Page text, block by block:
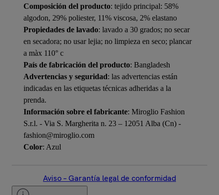
Composición del producto: tejido principal: 58%
algodon, 29% poliester, 11% viscosa, 2% elastano
Propiedades de lavado: lavado a 30 grados; no secar
en secadora; no usar lejia; no limpieza en seco; plancar
a màx 110° c
País de fabricación del producto: Bangladesh
Advertencias y seguridad: las advertencias están
indicadas en las etiquetas técnicas adheridas a la
prenda.
Información sobre el fabricante: Miroglio Fashion
S.r.l. - Via S. Margherita n. 23 – 12051 Alba (Cn) -
fashion@miroglio.com
Color: Azul
Aviso – Garantía legal de conformidad